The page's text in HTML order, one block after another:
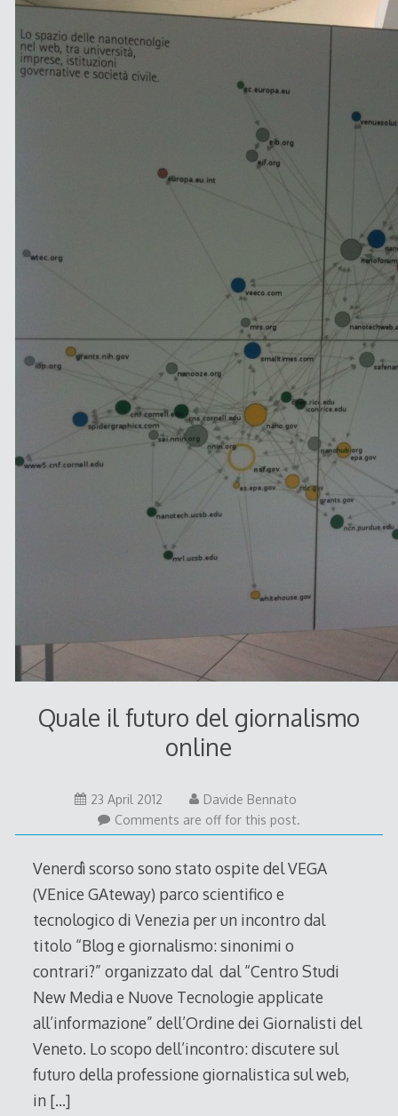
Quale il futuro del giornalismo
online
23 April 2012
Davide Bennato
Comments are off for this post.
Venerdì scorso sono stato ospite del VEGA
(VEnice GAteway) parco scientifico e
tecnologico di Venezia per un incontro dal
titolo “Blog e giornalismo: sinonimi o
contrari?” organizzato dal dal “Centro Studi
New Media e Nuove Tecnologie applicate
all’informazione” dell’Ordine dei Giornalisti del
Veneto. Lo scopo dell’incontro: discutere sul
futuro della professione giornalistica sul web,
in […]